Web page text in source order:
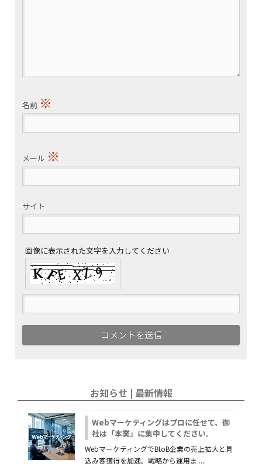
名前 ※
メール ※
サイト
画像に表示された文字を入力してください
お知らせ | 最新情報
Webマーケティングはプロに任せて、御
社は「本業」に集中してください。
WebマーケティングでBtoB企業の売上拡大と見
込み客獲得を加速。戦略から運用ま.....